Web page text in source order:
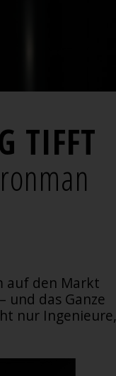
TIFFT
auf den Markt
das Ganze
nur Ingenieure,